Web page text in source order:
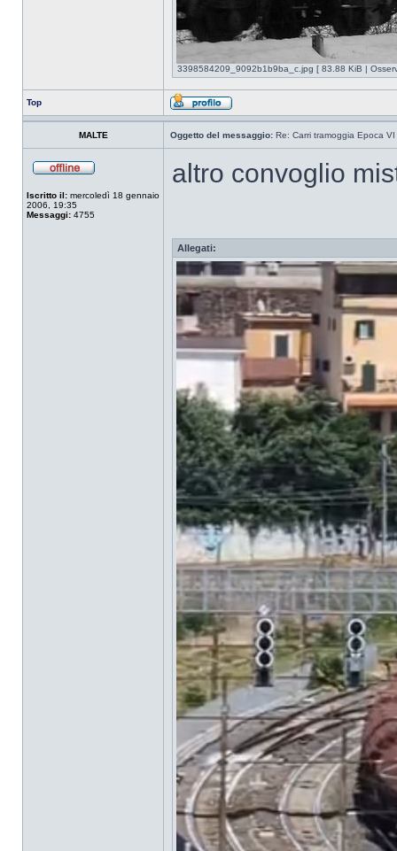
3398584209_9092b1b9ba_c.jpg [ 83.88 KiB |
Top
MALTE Oggetto del messaggio: Re: Carri tramoggia Epoca VI
Iscritto il: mercoledì 18 gennaio
2006, 19:35
Messaggi: 4755
altro convoglio
Allegati: